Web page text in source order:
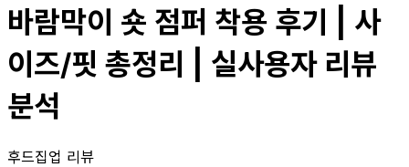
바람막이 숏 점퍼 착용 후기 | 사
이즈/핏 총정리 | 실사용자 리뷰
분석
후드집업 리뷰